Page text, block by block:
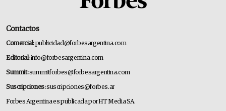
Contactos
Comercial:publicidad@forbesargentina.com
Editorial:info@forbesargentina.com
Summit:summitforbes@forbesargentina.com
Suscripciones:suscripciones@forbes.ar
Forbes Argentina es publicada por HT Media SA.